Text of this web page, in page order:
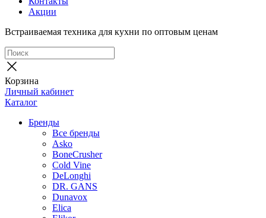
Акции
Встраиваемая техника для кухни по оптовым ценам
Корзина
Личный кабинет
Каталог
Бренды
Все бренды
Asko
BoneCrusher
Cold Vine
DeLonghi
DR. GANS
Dunavox
Elica